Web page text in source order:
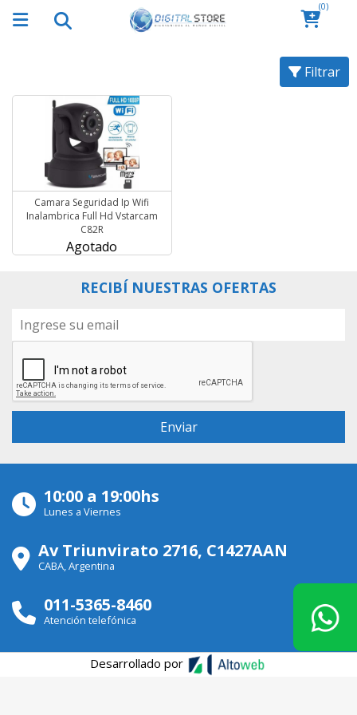
(0)
Filtrar
Camara Seguridad Ip Wifi
Inalambrica Full Hd Vstarcam
C82R
Agotado
RECIBÍ NUESTRAS OFERTAS
10:00 a 19:00hs
Lunes a Viernes
Av Triunvirato 2716, C1427AAN
CABA, Argentina
011-5365-8460
Atención telefónica
Desarrollado por